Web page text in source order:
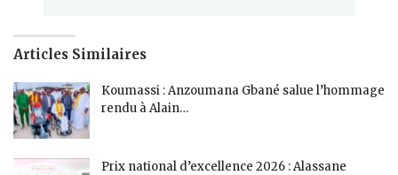
Articles Similaires
Koumassi : Anzoumana Gbané salue l’hommage
rendu à Alain…
Prix national d’excellence 2026 : Alassane